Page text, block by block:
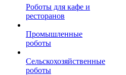
Роботы для кафе и
ресторанов
Промышленные
роботы
Сельскохозяйственные
роботы